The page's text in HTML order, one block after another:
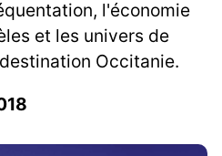
l'économie
et les univers de
Occitanie.